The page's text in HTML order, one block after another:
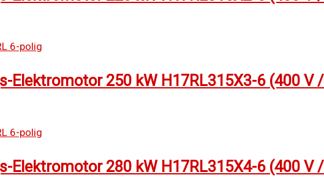
Elektromotor 250 kW H17RL315X3-6 (400 V
Elektromotor 280 kW H17RL315X4-6 (400 V